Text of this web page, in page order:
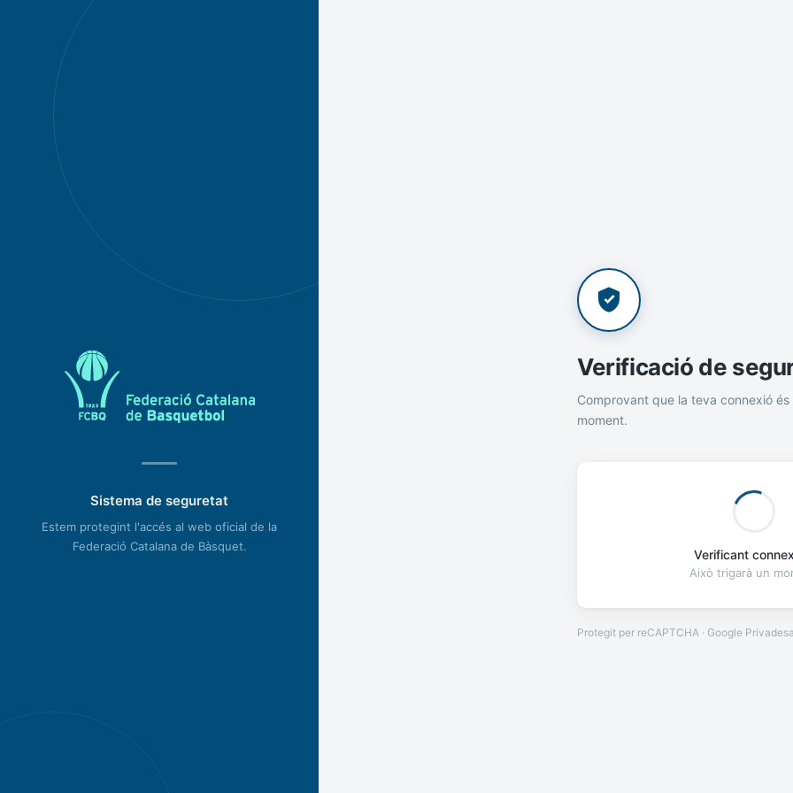
Sistema de seguretat
Estem protegint l'accés al web oficial de la
Federació Catalana de Bàsquet.
Verificació de
Comprovant que la teva connexió és
moment.
Verificant
Això trigarà un
Protegit per reCAPTCHA · Google Privadesa